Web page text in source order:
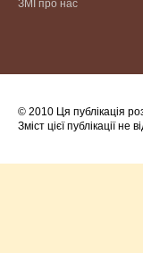
ЗМІ про нас
© 2010 Ця публікація
Зміст цієї публікації